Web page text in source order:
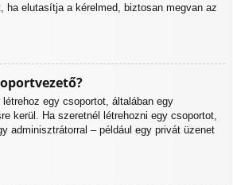
ha elutasítja a kérelmed, biztosan megvan az
egy csoportot, általában egy
kerül. Ha szeretnél létrehozni egy csoportot,
adminisztrátorral – például egy privát üzenet